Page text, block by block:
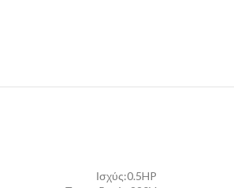
Ισχύς:0.5HP